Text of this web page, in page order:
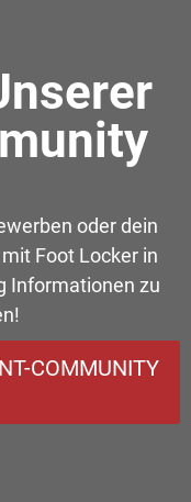
oder dein
Foot Locker in
Informationen zu
COMMUNITY